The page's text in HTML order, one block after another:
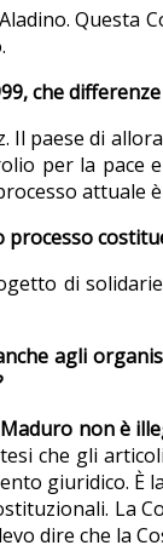
che
Il paese di
per la
attuale
processo
di
agli
non è
che gli
giuridico. È
La
dire che la